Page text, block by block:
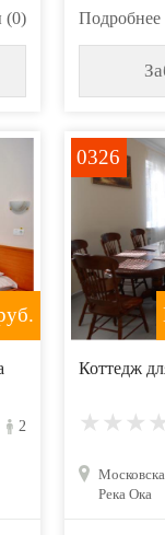
(0) Подробнее
2
0326
Коттедж
Река Ока